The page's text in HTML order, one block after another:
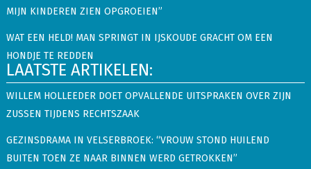
MIJN KINDEREN ZIEN OPGROEIEN”
WAT EEN HELD! MAN SPRINGT IN IJSKOUDE GRACHT OM EEN
HONDJE TE REDDEN
LAATSTE ARTIKELEN:
WILLEM HOLLEEDER DOET OPVALLENDE UITSPRAKEN OVER ZIJN
ZUSSEN TIJDENS RECHTSZAAK
GEZINSDRAMA IN VELSERBROEK: “VROUW STOND HUILEND
BUITEN TOEN ZE NAAR BINNEN WERD GETROKKEN”